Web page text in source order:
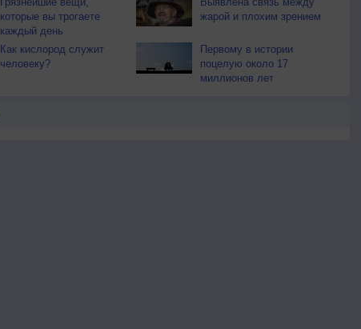
которые вы трогаете
каждый день
жарой и плохим зрением
Как кислород служит
человеку?
Первому в истории
поцелую около 17
миллионов лет